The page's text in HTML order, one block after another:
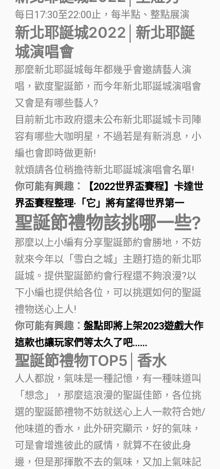
每日17:30至22:00止，每半點、整點展演
新北耶誕城2022│新北耶誕
城演唱會
那麼新北耶誕城每年都幾乎會邀請藝人演
唱，歡度聖誕節，而今年新北耶誕城演唱會
又會是有哪些藝人?
目前新北市政府還未公布新北耶誕城卡司陣
容有哪些大咖明星，不過若是有新消息，小
編也會即時做更新!
就煩請各位稍擔待新北耶誕城演唱會名單!
你可能有興趣：
【2022世界盃賽程】卡達世
界盃賽程整理·「它」將有望得世界第一
聖誕節禮物該挑哪一些?
那麼以上小編有分享聖誕節約會勝地，不妨
就來今年以「雪白之城」主題打造的新北耶
誕城。提供聖誕節約會行程還不夠浪漫?以
下小編也提供給各位，可以挑選如何的聖誕
禮物送心上人!
你可能有興趣： 盤點即將上架2023遊戲大作
這款也讓玩家們等太久了吧……
聖誕節禮物TOP5│香水
人人都說，氣味是一種記憶，有一種味道叫
「想念」，那麼這浪漫的聖誕佳節，各位挑
選的聖誕節禮物不妨就送心上人一款符合她/
他味道的香水，此外研究顯示，好的氣味，
可是會增進彼此的感情，就算不在彼此身
邊，但是那揮散不去的氣味，又加上氣味記